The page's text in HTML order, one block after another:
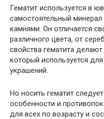
Гематит используется в
самостоятельный
камнями. Он отличается
различного цвета, от
свойства гематита
который используется
украшений.
Но носить гематит
особенности и
для всех по возрасту и